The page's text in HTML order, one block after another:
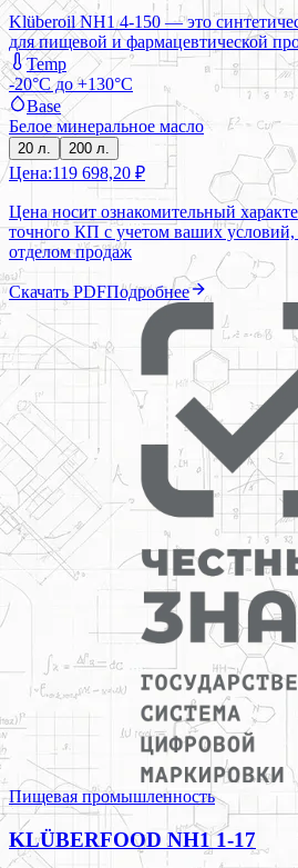
Klüberoil NH1 4-150 — это
для пищевой и фармацевтической
Temp
-20°C до +130°C
Base
Белое минеральное масло
20 л. 200 л.
Цена:119 698,20 ₽
Цена носит ознакомительный
точного КП с учетом ваших условий,
отделом продаж
Скачать PDFПодробнее
Пищевая промышленность
KLÜBERFOOD NH1 1-17